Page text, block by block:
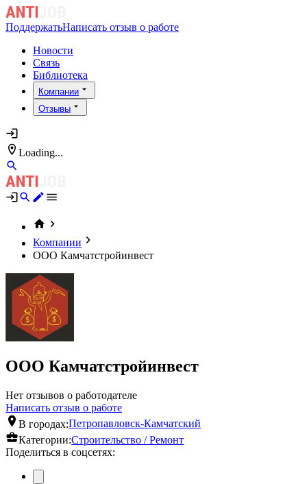
ПоддержатьНаписать отзыв о работе
Новости
Связь
Библиотека
Компании
Отзывы
Loading...
Компании
ООО Камчатстройинвест
ООО Камчатстройинвест
Нет отзывов о работодателе
Написать отзыв о работе
В городах:Петропавловск-Камчатский
Категории:Строительство / Ремонт
Поделиться в соцсетях: